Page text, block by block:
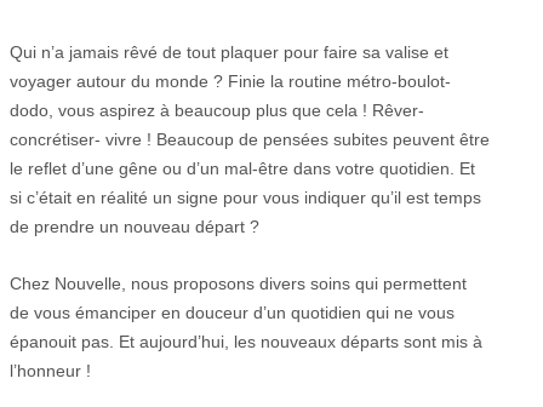
Qui n’a jamais rêvé de tout plaquer pour faire sa valise et
voyager autour du monde ? Finie la routine métro-boulot-
dodo, vous aspirez à beaucoup plus que cela ! Rêver-
concrétiser- vivre ! Beaucoup de pensées subites peuvent être
le reflet d’une gêne ou d’un mal-être dans votre quotidien. Et
si c’était en réalité un signe pour vous indiquer qu’il est temps
de prendre un nouveau départ ?
Chez Nouvelle, nous proposons divers soins qui permettent
de vous émanciper en douceur d’un quotidien qui ne vous
épanouit pas. Et aujourd’hui, les nouveaux départs sont mis à
l’honneur !